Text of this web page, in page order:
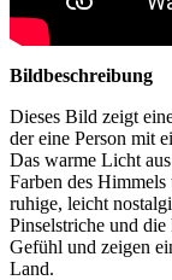
Bildbeschreibung
Dieses Bild zeigt
der eine Person mit
Das warme Licht
Farben des Himmels
ruhige, leicht
Pinselstriche und
Gefühl und zeigen
Land.